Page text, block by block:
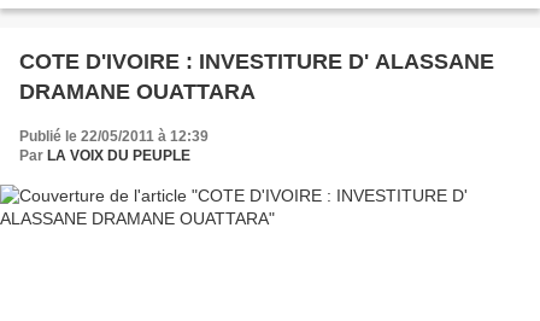
COTE D'IVOIRE : INVESTITURE D' ALASSANE
DRAMANE OUATTARA
Publié le 22/05/2011 à 12:39
Par LA VOIX DU PEUPLE